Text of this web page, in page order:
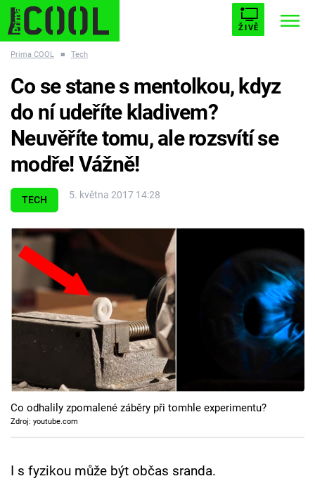
ŽIVĚ
ESCAPE PLNEJ KOTEL AVENGERS 5
Témata
Filmy
Seriály
Hry
Cool Esport
Sledujte prima+
Přihlášení
Prima COOL ■ Tech
TECH 5. května 2017 14:28
Co se stane s mentolkou, kdyz
do ní udeříte kladivem?
Neuvěříte tomu, ale rozsvítí se
modře! Vážně!
Co odhalily zpomalené záběry při tomhle experimentu?
Zdroj: youtube.com
I s fyzikou může být občas sranda.